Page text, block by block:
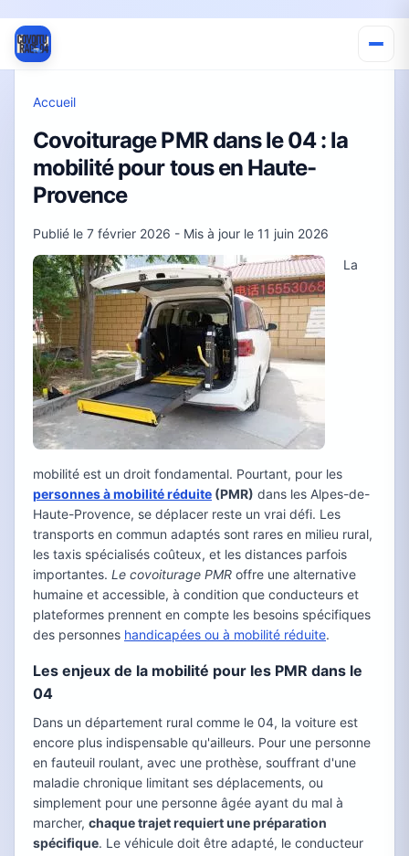
Accueil
Covoiturage PMR dans le 04 : la
mobilité pour tous en Haute-
Provence
Publié le 7 février 2026 - Mis à jour le 11 juin 2026
La
mobilité est un droit fondamental. Pourtant, pour les
personnes à mobilité réduite (PMR) dans les Alpes-de-
Haute-Provence, se déplacer reste un vrai défi. Les
transports en commun adaptés sont rares en milieu rural,
les taxis spécialisés coûteux, et les distances parfois
importantes. Le covoiturage PMR offre une alternative
humaine et accessible, à condition que conducteurs et
plateformes prennent en compte les besoins spécifiques
des personnes handicapées ou à mobilité réduite.
Les enjeux de la mobilité pour les PMR dans le
04
Dans un département rural comme le 04, la voiture est
encore plus indispensable qu'ailleurs. Pour une personne
en fauteuil roulant, avec une prothèse, souffrant d'une
maladie chronique limitant ses déplacements, ou
simplement pour une personne âgée ayant du mal à
marcher, chaque trajet requiert une préparation
spécifique. Le véhicule doit être adapté, le conducteur